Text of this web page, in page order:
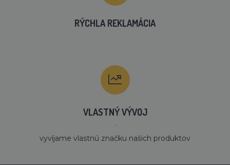
RÝCHLA REKLAMÁCIA
VLASTNÝ VÝVOJ
´
vyvíjame vlastnú značku našich produktov